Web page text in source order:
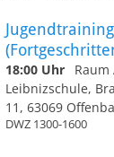
Jugendtraining
18:00 Uhr
Raum
Leibnizschule,
11, 63069
DWZ 1300-1600